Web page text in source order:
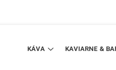
KÁVA KAVIARNE &